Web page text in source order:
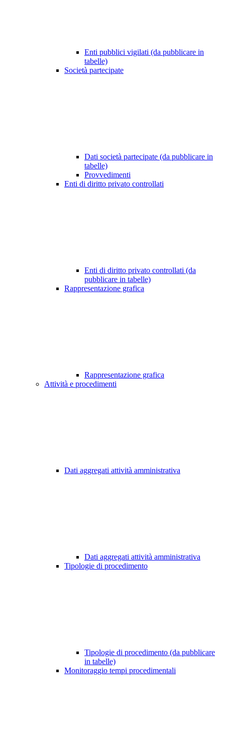
Enti pubblici vigilati (da pubblicare in
tabelle)
Società partecipate
Dati società partecipate (da pubblicare in
tabelle)
Provvedimenti
Enti di diritto privato controllati
Enti di diritto privato controllati (da
pubblicare in tabelle)
Rappresentazione grafica
Rappresentazione grafica
Attività e procedimenti
Dati aggregati attività amministrativa
Dati aggregati attività amministrativa
Tipologie di procedimento
Tipologie di procedimento (da pubblicare
in tabelle)
Monitoraggio tempi procedimentali